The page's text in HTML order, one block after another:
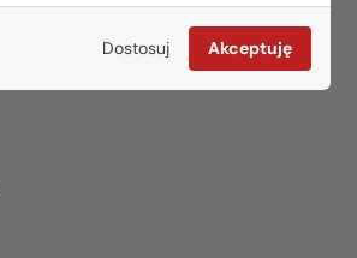
Dostosuj Akceptuję